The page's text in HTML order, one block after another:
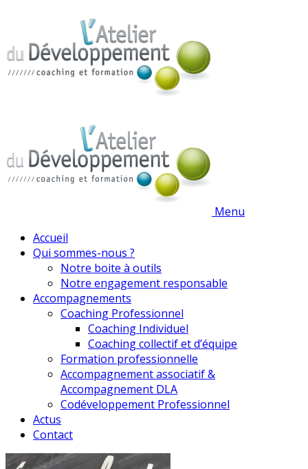
Menu
Accueil
Qui sommes-nous ?
Notre boite à outils
Notre engagement responsable
Accompagnements
Coaching Professionnel
Coaching Individuel
Coaching collectif et d’équipe
Formation professionnelle
Accompagnement associatif &
Accompagnement DLA
Codéveloppement Professionnel
Actus
Contact